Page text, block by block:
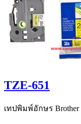
TZE-651
เทปพิมพ์อักษร